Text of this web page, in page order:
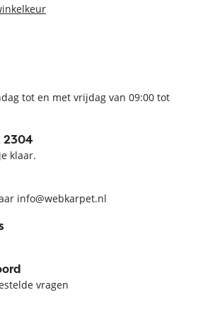
tot en met vrijdag van 09:00 tot
2304
klaar.
info@webkarpet.nl
vragen